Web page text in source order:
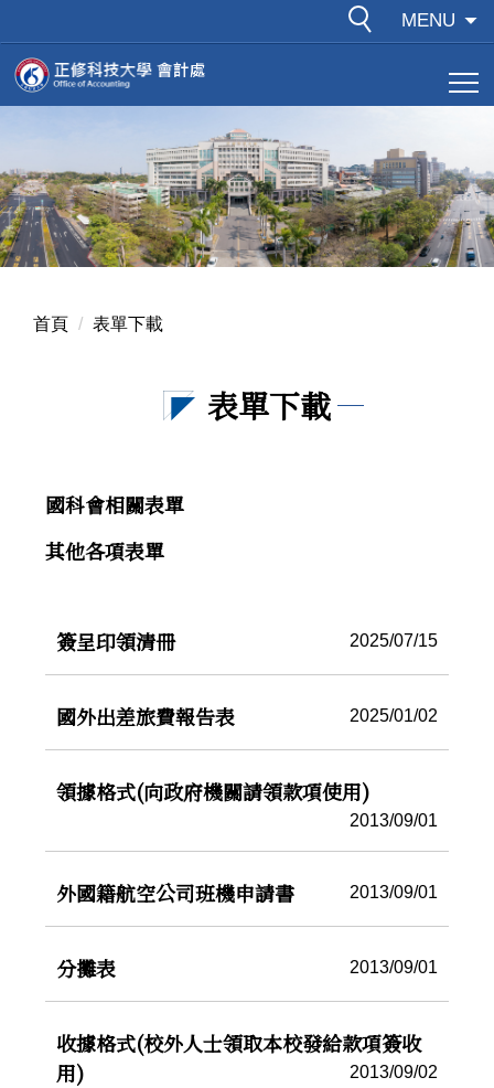
到
主
要
區
MENU
首頁 表單下載
表單下載
國科會相關表單
其他各項表單
簽呈印領清冊 2025/07/15
國外出差旅費報告表 2025/01/02
領據格式(向政府機關請領款項使用)
2013/09/01
外國籍航空公司班機申請書 2013/09/01
分攤表 2013/09/01
收據格式(校外人士領取本校發給款項簽收
用)
2013/09/02